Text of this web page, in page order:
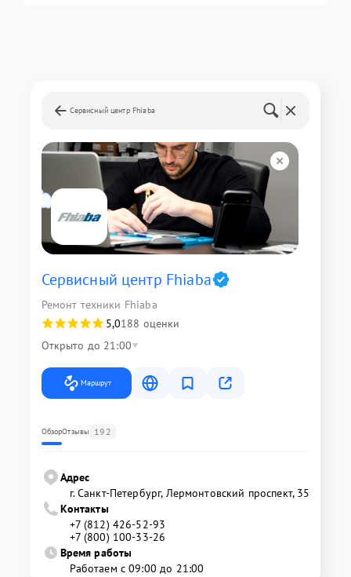
Сервисный центр Fhiaba
Сервисный центр Fhiaba
Ремонт техники Fhiaba
5,0188 оценки
Открыто до 21:00
Маршрут
ОбзорОтзывы 192
Адрес
г. Санкт-Петербург, Лермонтовский проспект, 35
Контакты
+7 (812) 426-52-93
+7 (800) 100-33-26
Время работы
Работаем с 09:00 до 21:00